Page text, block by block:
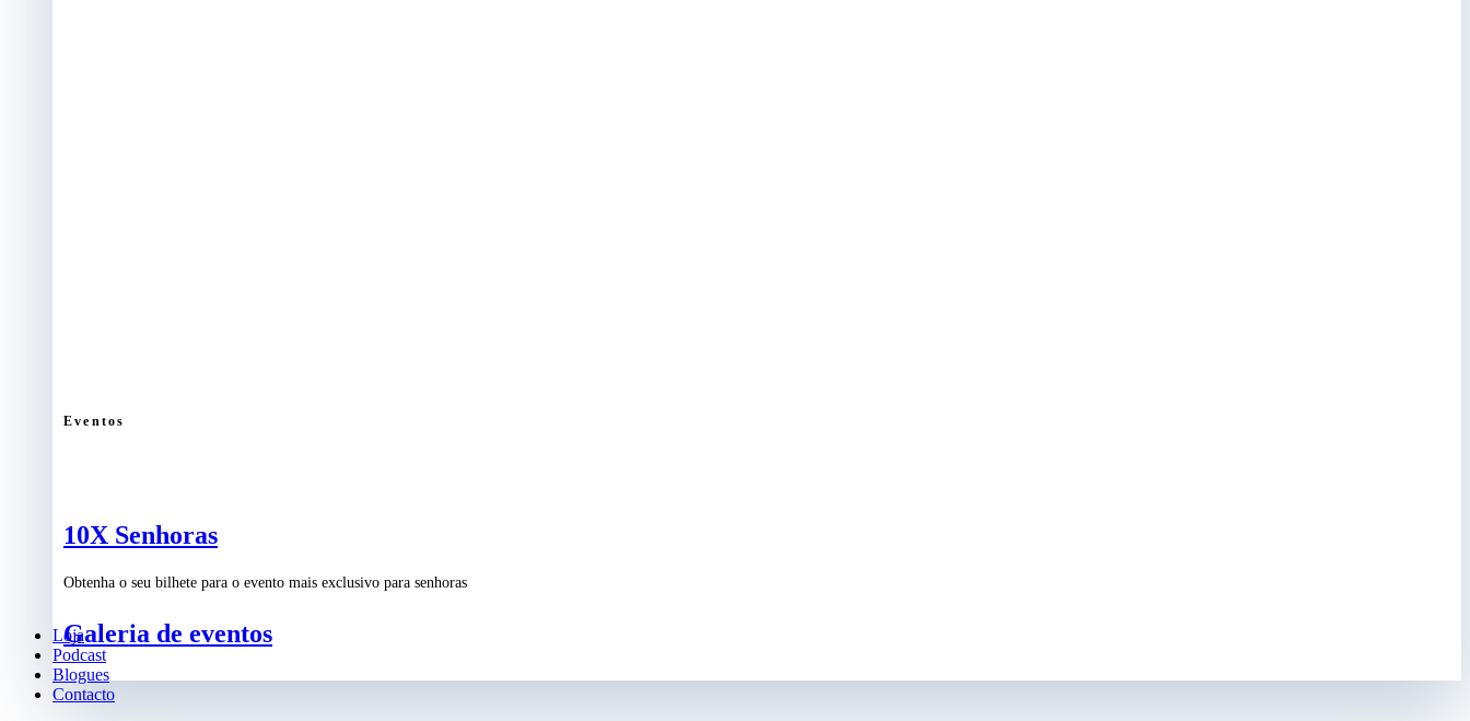
Eventos
10X Senhoras
Obtenha o seu bilhete para o evento mais exclusivo para senhoras
Galeria de eventos
Loja
Podcast
Blogues
Contacto